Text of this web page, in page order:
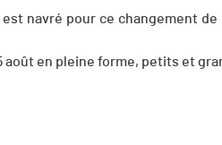
navré pour ce changement
août en pleine forme, petits et